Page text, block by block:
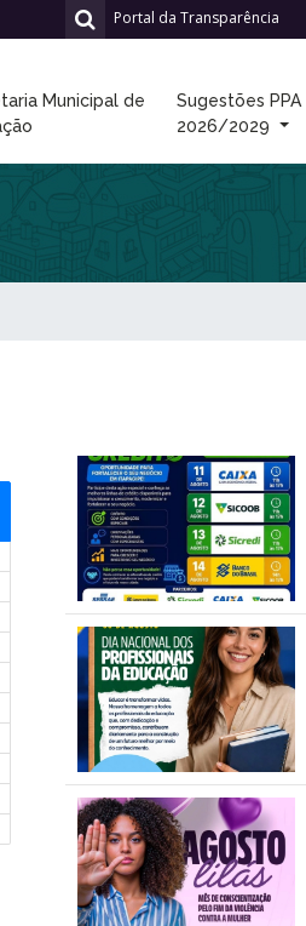
Portal da Transparência
Municipal de
Sugestões PPA
2026/2029